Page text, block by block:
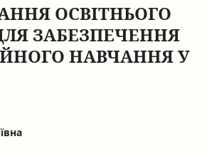
ОСВІТНЬОГО
ЗАБЕЗПЕЧЕННЯ
НАВЧАННЯ У